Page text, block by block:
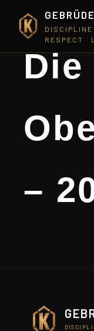
DISCIPLINE
RESPECT ·
Die
–